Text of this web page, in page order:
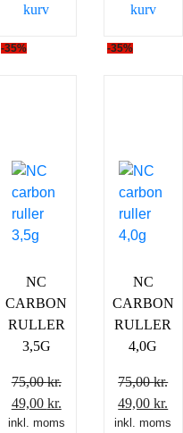
kurv
kurv
-35%
NC
CARBON
RULLER
3,5G
75,00kr.
Den
oprindelige
49,00 kr.
aktuelle
inkl. moms
-35%
NC
CARBON
RULLER
4,0G
75,00kr.
Den
49,00kr.
inkl. moms